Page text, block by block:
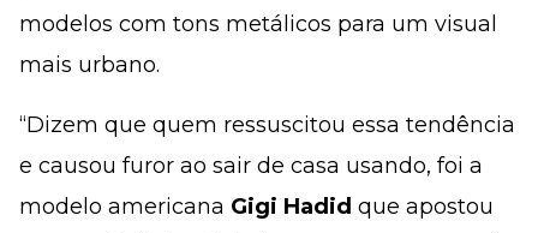
modelos com tons metálicos para um visual
mais urbano.
“Dizem que quem ressuscitou essa tendência
e causou furor ao sair de casa usando, foi a
modelo americana Gigi Hadid que apostou